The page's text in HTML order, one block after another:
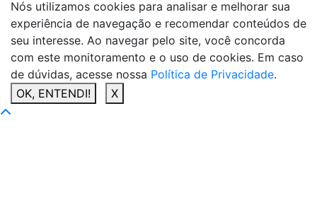
Nós utilizamos cookies para analisar e melhorar sua
experiência de navegação e recomendar conteúdos de
seu interesse. Ao navegar pelo site, você concorda
com este monitoramento e o uso de cookies. Em caso
de dúvidas, acesse nossa Política de Privacidade.
OK, ENTENDI!
X